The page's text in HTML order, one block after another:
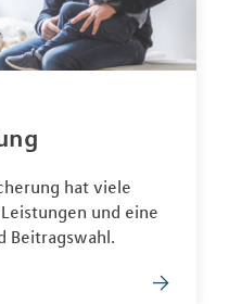
hat viele
und eine
Beitragswahl.